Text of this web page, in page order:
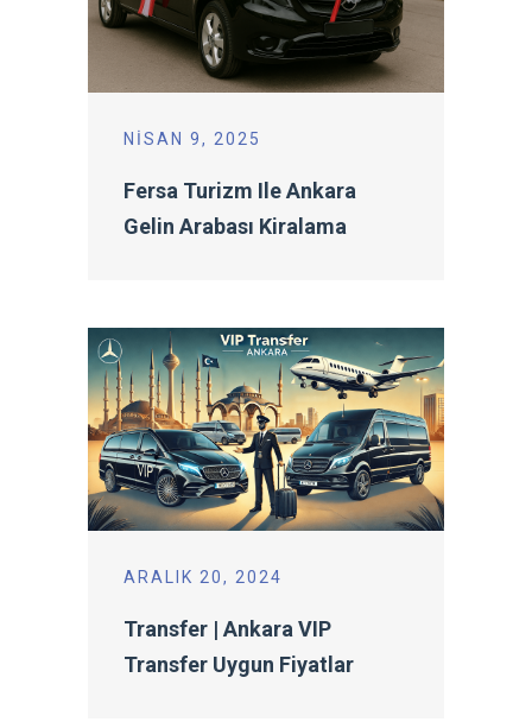
NISAN 9, 2025
Fersa Turizm Ile Ankara
Gelin Arabası Kiralama
ARALIK 20, 2024
Transfer | Ankara VIP
Transfer Uygun Fiyatlar